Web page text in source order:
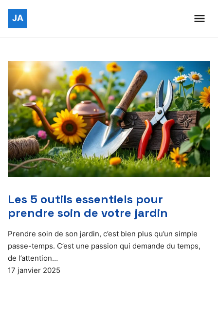
Les 5 outils essentiels pour
prendre soin de votre jardin
Prendre soin de son jardin, c’est bien plus qu’un simple
passe-temps. C’est une passion qui demande du temps,
de l’attention…
17 janvier 2025